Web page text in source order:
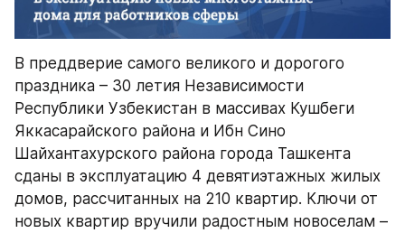
В преддверие самого великого и дорогого
праздника – 30 летия Независимости
Республики Узбекистан в массивах Кушбеги
Яккасарайского района и Ибн Сино
Шайхантахурского района города Ташкента
сданы в эксплуатацию 4 девятиэтажных жилых
домов, рассчитанных на 210 квартир. Ключи от
новых квартир вручили радостным новоселам –